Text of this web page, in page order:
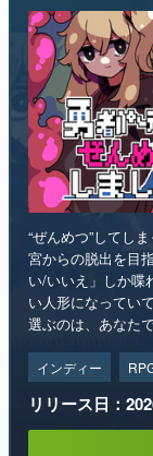
“ぜんめつ”してし
宮からの脱出を目
い/いいえ」しか
選ぶのは、あなた
インディー
リリース日：